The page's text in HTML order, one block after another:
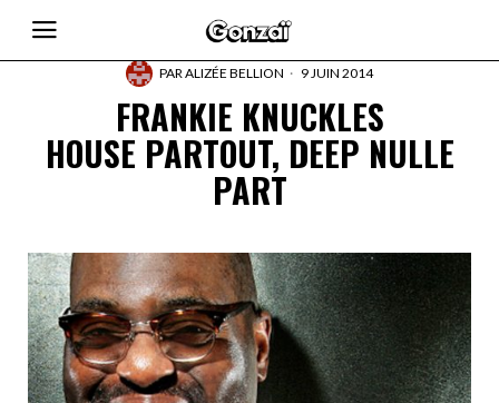
PARALIZÉE BELLION 9 JUIN 2014
FRANKIE KNUCKLES
HOUSE PARTOUT, DEEP NULLE
PART